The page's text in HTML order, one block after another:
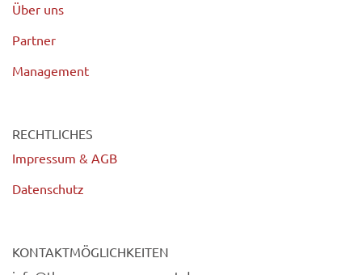
Über uns
Partner
Management
RECHTLICHES
Impressum & AGB
Datenschutz
KONTAKTMÖGLICHKEITEN